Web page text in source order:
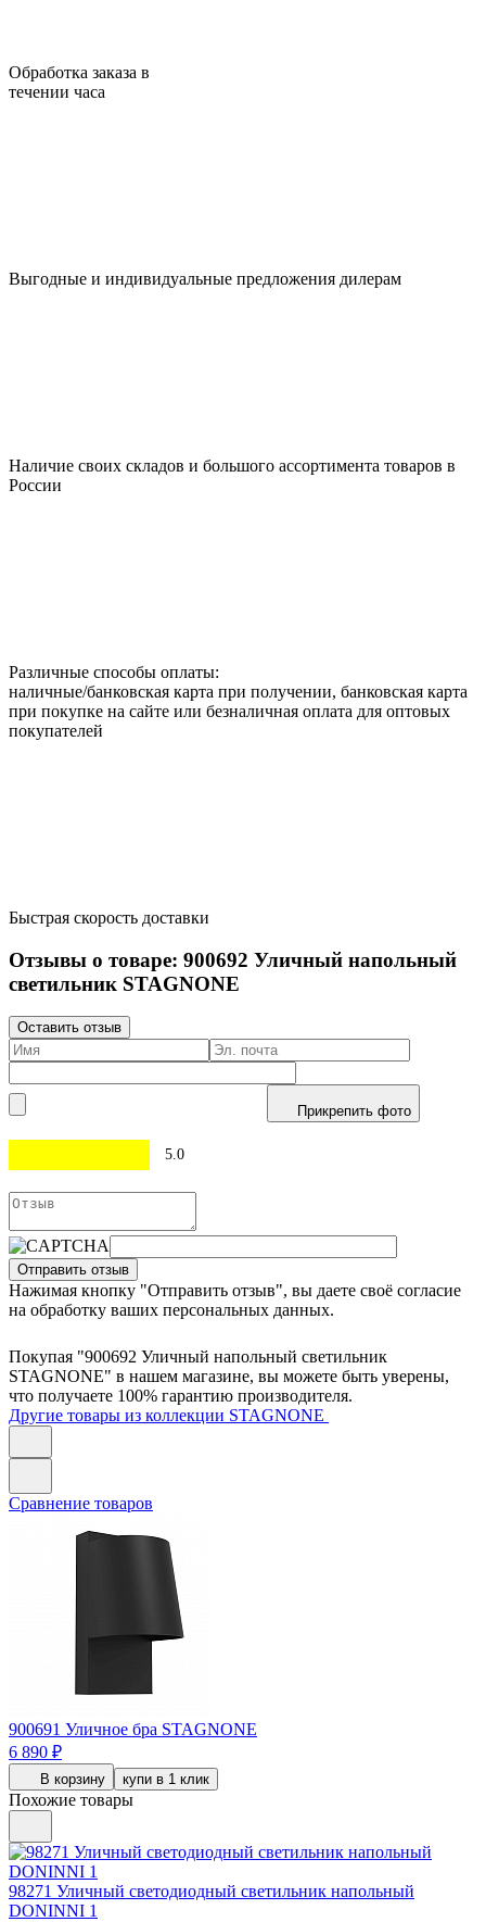
Обработка заказа в
течении часа
Выгодные и индивидуальные предложения дилерам
Наличие своих складов и большого ассортимента товаров в
России
Различные способы оплаты:
наличные/банковская карта при получении, банковская карта
при покупке на сайте или безналичная оплата для оптовых
покупателей
Быстрая скорость доставки
Отзывы о товаре: 900692 Уличный напольный
светильник STAGNONE
Оставить отзыв
Прикрепить фото
5.0
Отправить отзыв
Нажимая кнопку "Отправить отзыв", вы даете своё согласие
на обработку ваших персональных данных.
Покупая "900692 Уличный напольный светильник
STAGNONE" в нашем магазине, вы можете быть уверены,
что получаете 100% гарантию производителя.
Другие товары из коллекции STAGNONE
Сравнение товаров
900691 Уличное бра STAGNONE
6 890 ₽
В корзину купи в 1 клик
Похожие товары
98271 Уличный светодиодный светильник напольный
DONINNI 1